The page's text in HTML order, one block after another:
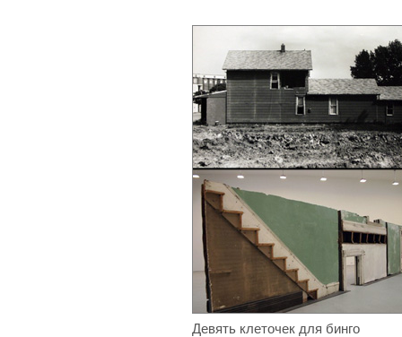
Девять клеточек для бинго